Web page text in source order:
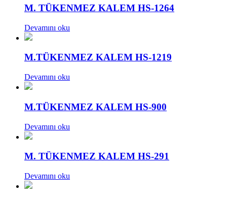
M. TÜKENMEZ KALEM HS-1264
Devamını oku
M.TÜKENMEZ KALEM HS-1219
Devamını oku
M.TÜKENMEZ KALEM HS-900
Devamını oku
M. TÜKENMEZ KALEM HS-291
Devamını oku